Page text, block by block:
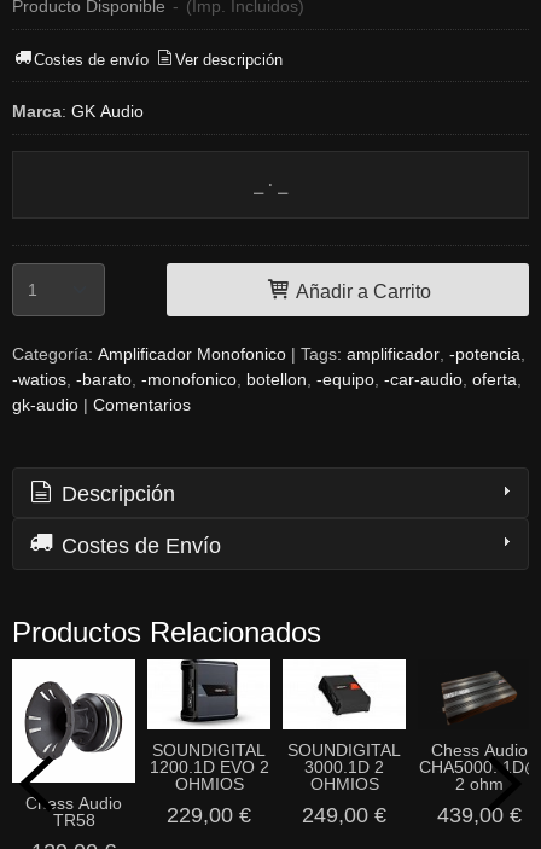
Producto Disponible - (Imp. Incluidos)
Costes de envío Ver descripción
Marca: GK Audio
Añadir a Carrito
Categoría: Amplificador Monofonico | Tags: amplificador -potencia
-watios -barato -monofonico botellon -equipo -car-audio oferta
gk-audio | Comentarios
Descripción
Costes de Envío
Productos Relacionados
Chess Audio
TR58
SOUNDIGITAL
1200.1D EVO 2
OHMIOS
229,00 €
SOUNDIGITAL
3000.1D 2
OHMIOS
249,00 €
Chess Audio
CHA5000. 1D@
2 ohm
439,00 €